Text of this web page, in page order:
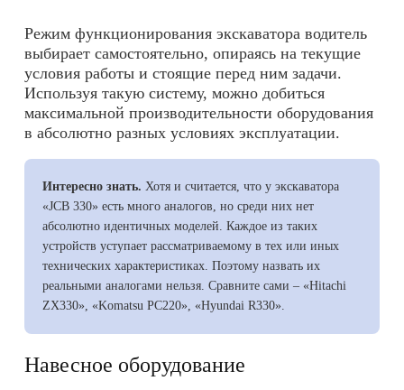
Режим функционирования экскаватора водитель
выбирает самостоятельно, опираясь на текущие
условия работы и стоящие перед ним задачи.
Используя такую систему, можно добиться
максимальной производительности оборудования
в абсолютно разных условиях эксплуатации.
Интересно знать. Хотя и считается, что у экскаватора
«JCB 330» есть много аналогов, но среди них нет
абсолютно идентичных моделей. Каждое из таких
устройств уступает рассматриваемому в тех или иных
технических характеристиках. Поэтому назвать их
реальными аналогами нельзя. Сравните сами – «Hitachi
ZX330», «Komatsu PC220», «Hyundai R330».
Навесное оборудование